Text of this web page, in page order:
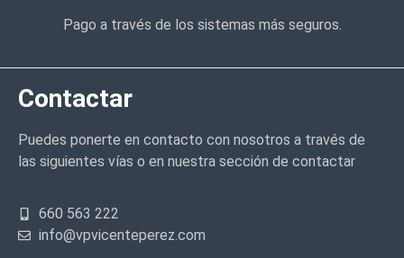
Pago a través de los sistemas más seguros.
Contactar
Puedes ponerte en contacto con nosotros a través de
las siguientes vías o en nuestra sección de contactar
660 563 222
info@vpvicenteperez.com